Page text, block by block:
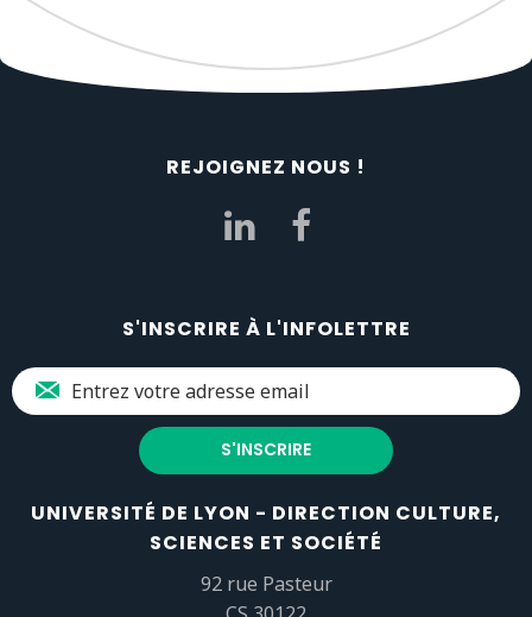
REJOIGNEZ NOUS !
S'INSCRIRE À L'INFOLETTRE
UNIVERSITÉ DE LYON - DIRECTION CULTURE,
SCIENCES ET SOCIÉTÉ
92 rue Pasteur